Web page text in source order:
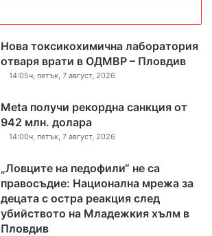
Нова токсикохимична лаборатория
отваря врати в ОДМВР – Пловдив
14:05ч, петък, 7 август, 2026
Meta получи рекордна санкция от
942 млн. долара
14:00ч, петък, 7 август, 2026
„Ловците на педофили“ не са
правосъдие: Национална мрежа за
децата с остра реакция след
убийството на Младежкия хълм в
Пловдив